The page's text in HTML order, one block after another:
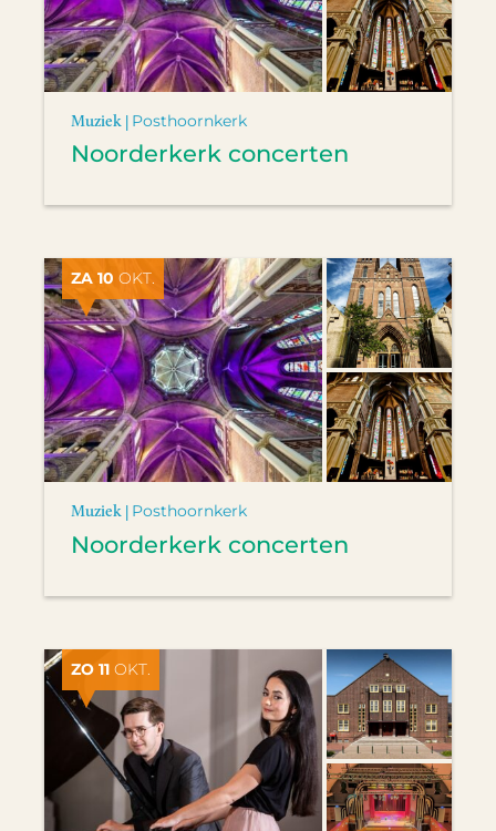
Muziek | Posthoornkerk
Noorderkerk concerten
ZA 10 OKT.
Muziek | Posthoornkerk
Noorderkerk concerten
ZO 11 OKT.